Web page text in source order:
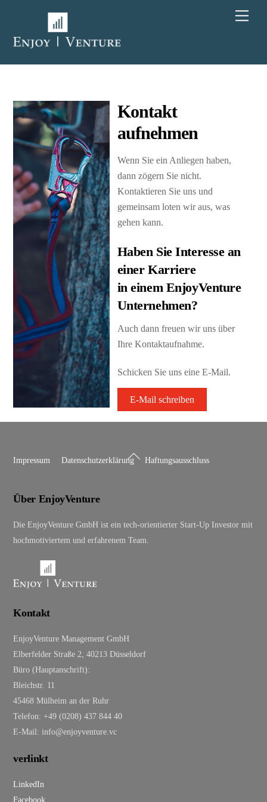
content
Kontakt
aufnehmen
Wenn Sie ein Anliegen haben,
dann zögern Sie nicht.
Kontaktieren Sie uns und
gemeinsam loten wir aus, was
gehen kann.
Haben Sie Interesse an
einer Karriere
in einem EnjoyVenture
Unternehmen?
Auch dann freuen wir uns über
Ihre Kontaktaufnahme.
Schicken Sie uns eine E-Mail.
E-Mail schreiben
Back
Impressum Datenschutzerklärung Haftungsausschluss
Über EnjoyVenture
Die EnjoyVenture GmbH ist ein tech-orientierter Start-Up Investor mit
hochmotiviertem und erfahrenem Team.
Kontakt
EnjoyVenture Management GmbH
Elberfelder Straße 2, 40213 Düsseldorf
Büro (Hauptanschrift):
Bleichstr. 11
45468 Mülheim an der Ruhr
Telefon: +49 (0208) 437 844 40
E-Mail: info@enjoyventure.vc
verlinkt
LinkedIn
Facebook